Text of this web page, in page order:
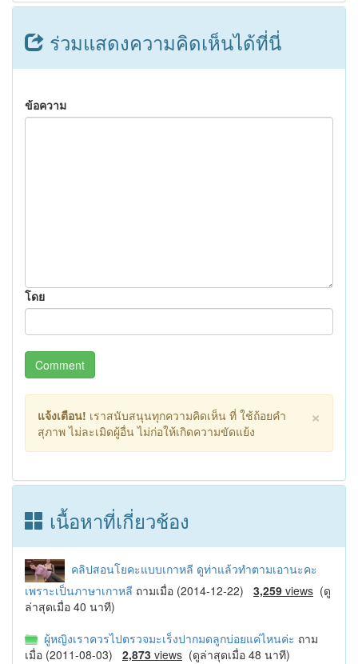
ร่วมแสดงความคิดเห็นได้ที่นี่
ข้อความ
โดย
Comment
×
แจ้งเตือน! เราสนับสนุนทุกความคิดเห็น ที่ ใช้ถ้อยคำ
สุภาพ ไม่ละเมิดผู้อื่น ไม่ก่อให้เกิดความขัดแย้ง
เนื้อหาที่เกี่ยวช้อง
คลิปสอนโยคะแบบเกาหลี ดูท่าแล้วทำตามเอานะคะ
เพราะเป็นภาษาเกาหลี ถามเมื่อ (2014-12-22) 3,259 views (ดู
ล่าสุดเมื่อ 40 นาที)
ผู้หญิงเราควรไปตรวจมะเร็งปากมดลูกบ่อยแค่ไหนค่ะ ถาม
เมื่อ (2011-08-03) 2,873 views (ดูล่าสุดเมื่อ 48 นาที)